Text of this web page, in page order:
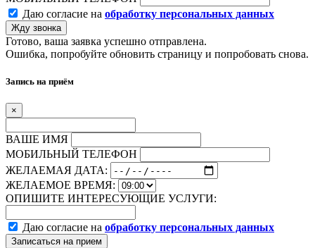
Даю согласие на обработку персональных данных
Жду звонка
Готово, ваша заявка успешно отправлена.
Ошибка, попробуйте обновить страницу и попробовать снова.
Запись на приём
×
ВАШЕ ИМЯ
МОБИЛЬНЫЙ ТЕЛЕФОН
ЖЕЛАЕМАЯ ДАТА:
ЖЕЛАЕМОЕ ВРЕМЯ:
ОПИШИТЕ ИНТЕРЕСУЮЩИЕ УСЛУГИ:
Даю согласие на обработку персональных данных
Записаться на прием